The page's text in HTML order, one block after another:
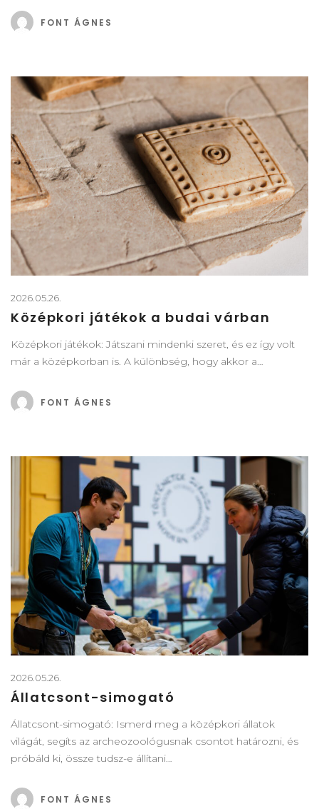
FONT ÁGNES
2026.05.26.
Középkori játékok a budai várban
Középkori játékok: Játszani mindenki szeret, és ez így volt
már a középkorban is. A különbség, hogy akkor a…
FONT ÁGNES
2026.05.26.
Állatcsont-simogató
Állatcsont-simogató: Ismerd meg a középkori állatok
világát, segíts az archeozoológusnak csontot határozni, és
próbáld ki, össze tudsz-e állítani…
FONT ÁGNES